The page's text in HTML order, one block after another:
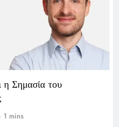
Σημασία του
1 mins